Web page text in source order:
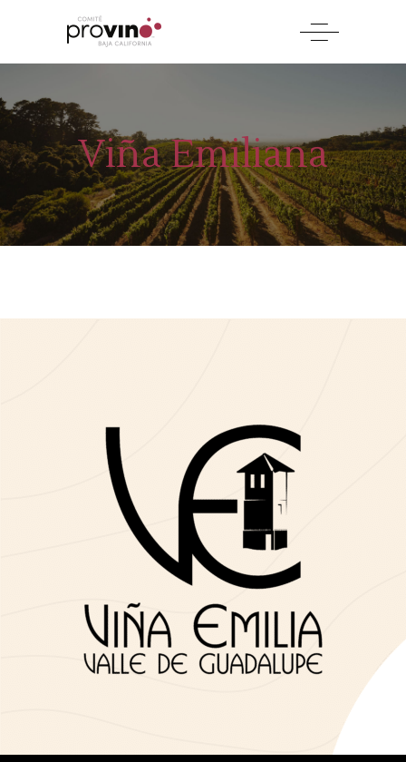
Viña Emiliana